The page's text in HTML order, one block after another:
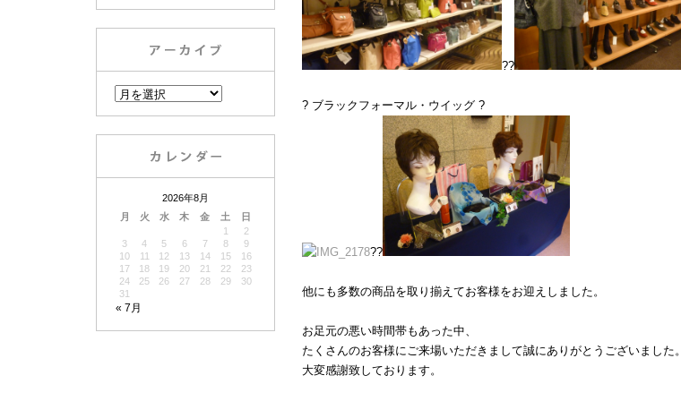
2026年8月
月
火 水 木 金 土 日
« 7月
1
2
3
4 5 6 7 8
9
10
11 12 13 14 15
16
17
18 19 20 21 22
23
24
25 26 27 28 29
30
31
??
? ブラックフォーマル・ウイッグ ?
??
他にも多数の商品を取り揃えてお客様をお迎えしました。
お足元の悪い時間帯もあった中、
たくさんのお客様にご来場いただきまして誠にありがとうございました。
大変感謝致しております。